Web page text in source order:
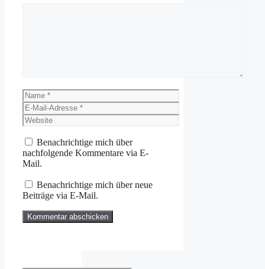
Name
E-
Mail-
Adresse
Website
Benachrichtige mich über
nachfolgende Kommentare via E-
Mail.
Benachrichtige mich über neue
Beiträge via E-Mail.